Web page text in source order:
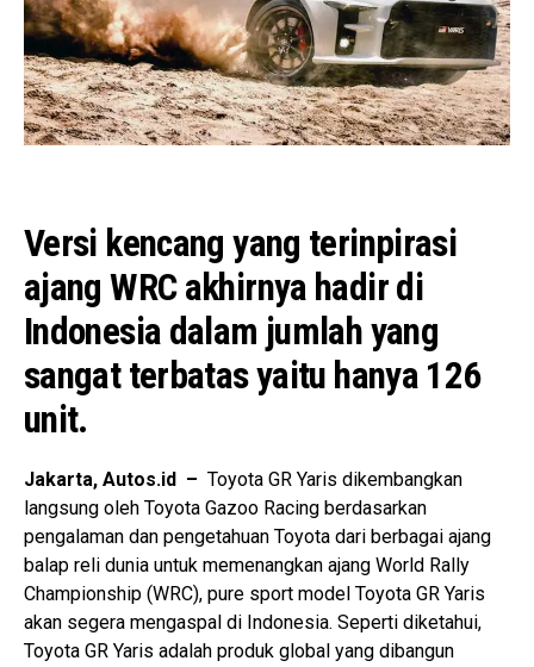
Versi kencang yang terinpirasi
ajang WRC akhirnya hadir di
Indonesia dalam jumlah yang
sangat terbatas yaitu hanya 126
unit.
Jakarta, Autos.id – Toyota GR Yaris dikembangkan
langsung oleh Toyota Gazoo Racing berdasarkan
pengalaman dan pengetahuan Toyota dari berbagai ajang
balap reli dunia untuk memenangkan ajang World Rally
Championship (WRC), pure sport model Toyota GR Yaris
akan segera mengaspal di Indonesia. Seperti diketahui,
Toyota GR Yaris adalah produk global yang dibangun